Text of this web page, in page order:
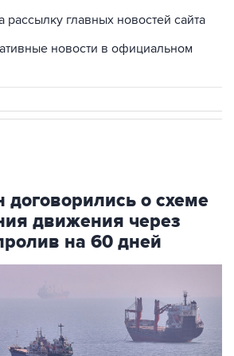
рассылку главных новостей сайта
новости в официальном
о схеме
движения через
на 60 дней